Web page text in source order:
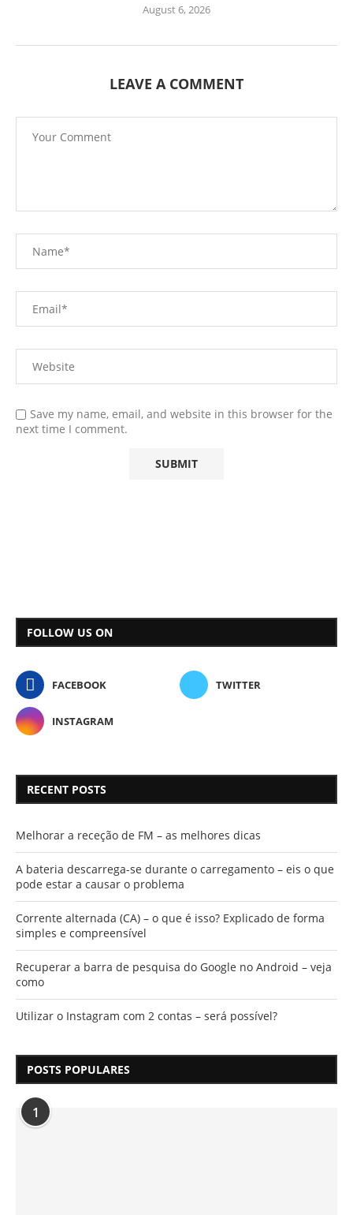
August 6, 2026
LEAVE A COMMENT
Save my name, email, and website in this browser for the
next time I comment.
FOLLOW US ON
FACEBOOK TWITTER
INSTAGRAM
RECENT POSTS
Melhorar a receção de FM – as melhores dicas
A bateria descarrega-se durante o carregamento – eis o que
pode estar a causar o problema
Corrente alternada (CA) – o que é isso? Explicado de forma
simples e compreensível
Recuperar a barra de pesquisa do Google no Android – veja
como
Utilizar o Instagram com 2 contas – será possível?
POSTS POPULARES
1